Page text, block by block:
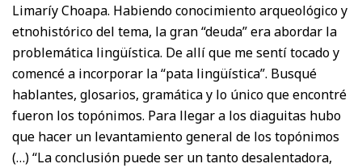
Limaríy Choapa. Habiendo conocimiento arqueológico y
etnohistórico del tema, la gran “deuda” era abordar la
problemática lingüística. De allí que me sentí tocado y
comencé a incorporar la “pata lingüística”. Busqué
hablantes, glosarios, gramática y lo único que encontré
fueron los topónimos. Para llegar a los diaguitas hubo
que hacer un levantamiento general de los topónimos
(…) “La conclusión puede ser un tanto desalentadora,